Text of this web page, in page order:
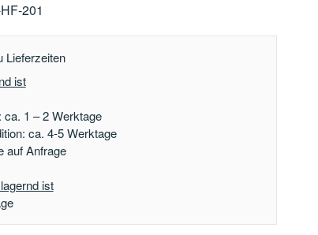
201
Lieferzeiten
ist
ca. 1 – 2 Werktage
ca. 4-5 Werktage
auf Anfrage
ist